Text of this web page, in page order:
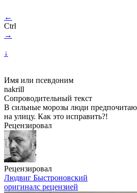
←
Ctrl
→
↓
Имя или псевдоним
nakrill
Сопроводительный текст
В сильные морозы люди
на улицу. Как это исправить?!
Рецензировал
Рецензировал
Людвиг Быстроновский
оригиналс рецензией